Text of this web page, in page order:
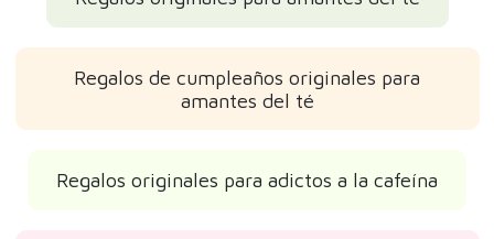
Regalos de cumpleaños originales para
amantes del té
Regalos originales para adictos a la cafeína